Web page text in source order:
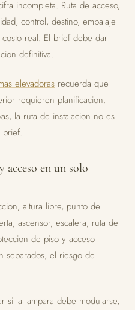
incompleta. Ruta de acceso,
control, destino, embalaje
real. El brief debe dar
definitiva.
elevadoras recuerda que
requieren planificacion.
la ruta de instalacion no es
acceso en un solo
altura libre, punto de
ascensor, escalera, ruta de
de piso y acceso
separados, el riesgo de
si la lampara debe modularse,